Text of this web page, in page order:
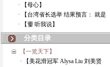
· 【母心】
· 【台湾省长选举 结果预言： 就是
· 【嫑 听我说】
分类目录
【一览天下】
· 【美花滑冠军 Alysa Liu 刘美贤